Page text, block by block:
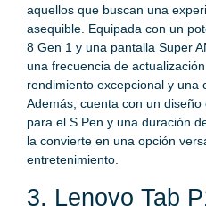
aquellos que buscan una
asequible. Equipada con un
8 Gen 1 y una pantalla Super
una frecuencia de
rendimiento excepcional y una
Además, cuenta con un
para el S Pen y una duración
la convierte en una opción
entretenimiento.
3. Lenovo Tab